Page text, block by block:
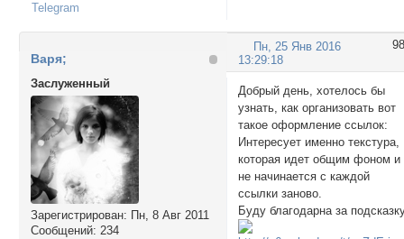
Telegram
98
Пн, 25 Янв 2016
13:29:18
Варя;
Заслуженный
Зарегистрирован: Пн, 8 Авг 2011
Сообщений: 234
Добрый день, хотелось бы
узнать, как организовать вот
такое оформление ссылок:
Интересует именно текстура,
которая идет общим фоном и
не начинается с каждой
ссылки заново.
Буду благодарна за